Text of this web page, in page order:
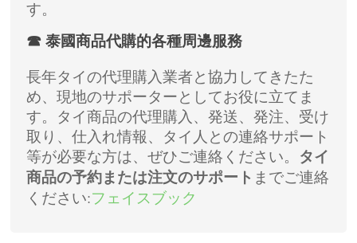
す。
☎ 泰國商品代購的各種周邊服務
長年タイの代理購入業者と協力してきたた
め、現地のサポーターとしてお役に立てま
す。タイ商品の代理購入、発送、発注、受け
取り、仕入れ情報、タイ人との連絡サポート
等が必要な方は、ぜひご連絡ください。 タイ
商品の予約または注文のサポート までご連絡
ください:フェイスブック